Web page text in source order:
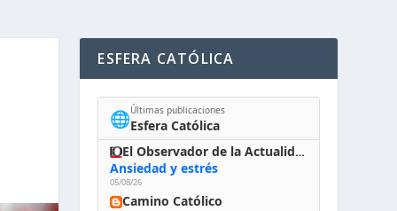
ESFERA CATÓLICA
🌐Últimas publicaciones
Esfera Católica
El Observador de la Actualidad
Ansiedad y estrés
05/08/26
Camino Católico